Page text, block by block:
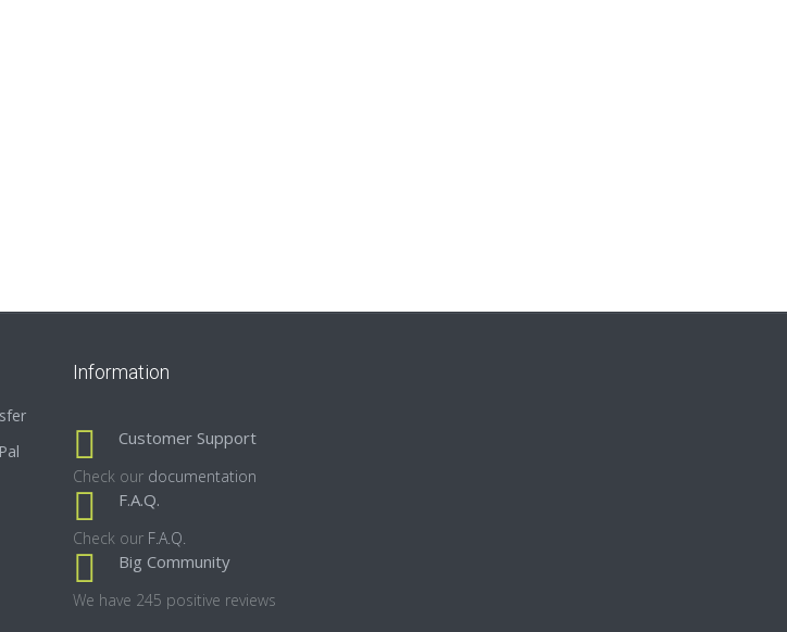
Information
Customer Support
Check our documentation
F.A.Q.
Check our F.A.Q.
Big Community
We have 245 positive reviews